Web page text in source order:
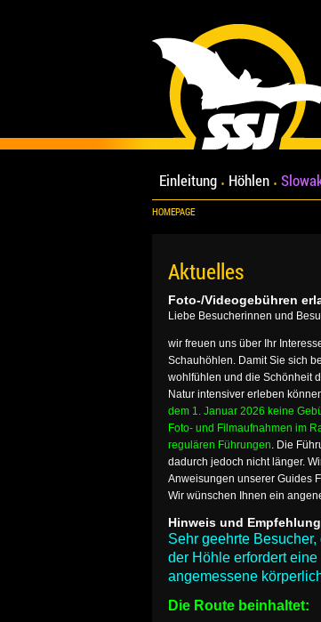
Einleitung Höhlen
HOMEPAGE
Aktuelles
Foto-/Videogebühren
Liebe Besucherinnen und
wir freuen uns über Ihr
Schauhöhlen. Damit Sie sich
wohlfühlen und die Schönheit
Natur intensiver erleben
dem 1. Januar 2026 keine
Foto- und Filmaufnahmen im
regulären Führungen. Die
dadurch jedoch nicht länger.
Anweisungen unserer Guides
Wir wünschen Ihnen ein
Hinweis und
Sehr geehrte Besucher,
der Höhle erfordert eine
angemessene
Die Route beinhaltet: